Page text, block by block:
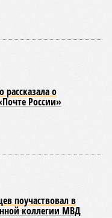
ни признаков
до «декабря 2026»
публично
– 90%, затем 97%, с
(усиление
проектных ошибок) –
отчётности
ни кураторы
графика
выполненных работ.
если
(достраивать
на
на